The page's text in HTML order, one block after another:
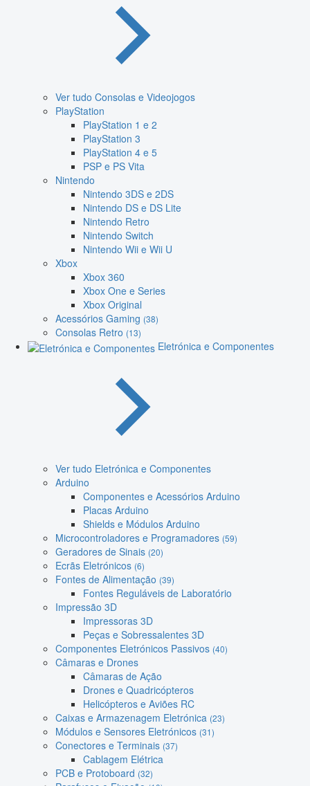
Ver tudo Consolas e Videojogos
PlayStation
PlayStation 1 e 2
PlayStation 3
PlayStation 4 e 5
PSP e PS Vita
Nintendo
Nintendo 3DS e 2DS
Nintendo DS e DS Lite
Nintendo Retro
Nintendo Switch
Nintendo Wii e Wii U
Xbox
Xbox 360
Xbox One e Series
Xbox Original
Acessórios Gaming (38)
Consolas Retro (13)
Eletrónica e Componentes
Ver tudo Eletrónica e Componentes
Arduino
Componentes e Acessórios Arduino
Placas Arduino
Shields e Módulos Arduino
Microcontroladores e Programadores (59)
Geradores de Sinais (20)
Ecrãs Eletrónicos (6)
Fontes de Alimentação (39)
Fontes Reguláveis de Laboratório
Impressão 3D
Impressoras 3D
Peças e Sobressalentes 3D
Componentes Eletrónicos Passivos (40)
Câmaras e Drones
Câmaras de Ação
Drones e Quadricópteros
Helicópteros e Aviões RC
Caixas e Armazenagem Eletrónica (23)
Módulos e Sensores Eletrónicos (31)
Conectores e Terminais (37)
Cablagem Elétrica
PCB e Protoboard (32)